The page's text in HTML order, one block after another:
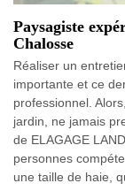
Paysagiste
Chalosse
Réaliser un
importante et ce
professionnel.
jardin, ne jamais
de ELAGAGE
personnes
une taille de haie,